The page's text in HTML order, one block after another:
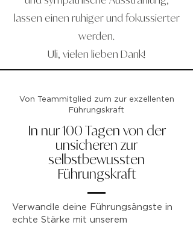
lassen einen ruhiger und fokussierter
werden.
Uli, vielen lieben Dank!
Von Teammitglied zum zur exzellenten
Führungskraft
In nur 100 Tagen von der
unsicheren zur
selbstbewussten
Führungskraft
Verwandle deine Führungsängste in
echte Stärke mit unserem